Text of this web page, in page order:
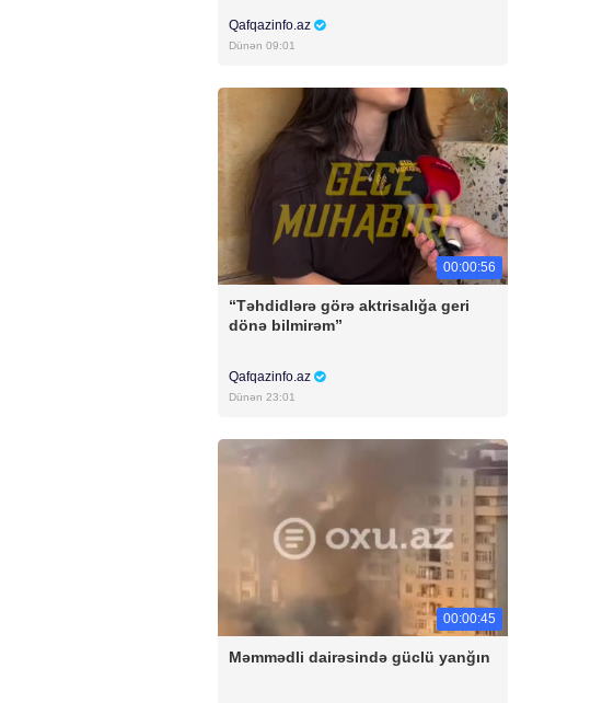
Qafqazinfo.az
Dünən 09:01
00:00:56
“Təhdidlərə görə aktrisalığa geri
dönə bilmirəm”
Qafqazinfo.az
Dünən 23:01
00:00:45
Məmmədli dairəsində güclü yanğın